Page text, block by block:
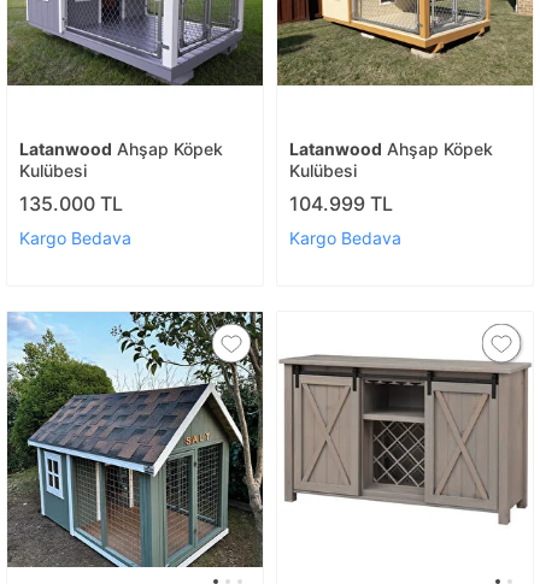
Latanwood Ahşap Köpek
Kulübesi
135.000 TL
Kargo Bedava
Latanwood Ahşap Köpek
Kulübesi
104.999 TL
Kargo Bedava